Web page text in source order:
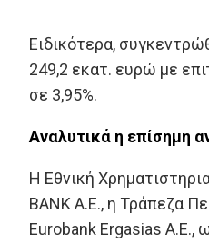
Ειδικότερα,
249,2​ εκατ. ευρώ με
σε 3,95%.
Αναλυτικά η επίσημη
Η Εθνική
BANK Α.Ε., η Τράπεζα
Eurobank Ergasias A.E.,